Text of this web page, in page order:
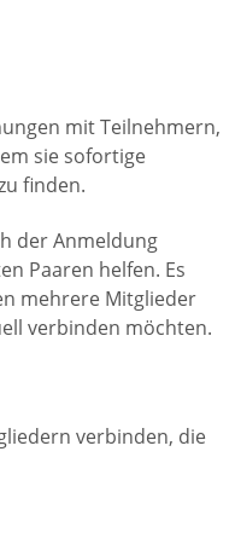
mit Teilnehmern,
sie sofortige
finden.
der Anmeldung
Paaren helfen. Es
mehrere Mitglieder
verbinden möchten.
verbinden, die